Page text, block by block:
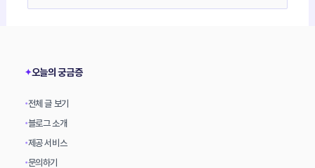
✦오늘의 궁금증
•전체 글 보기
•블로그 소개
•제공 서비스
•문의하기